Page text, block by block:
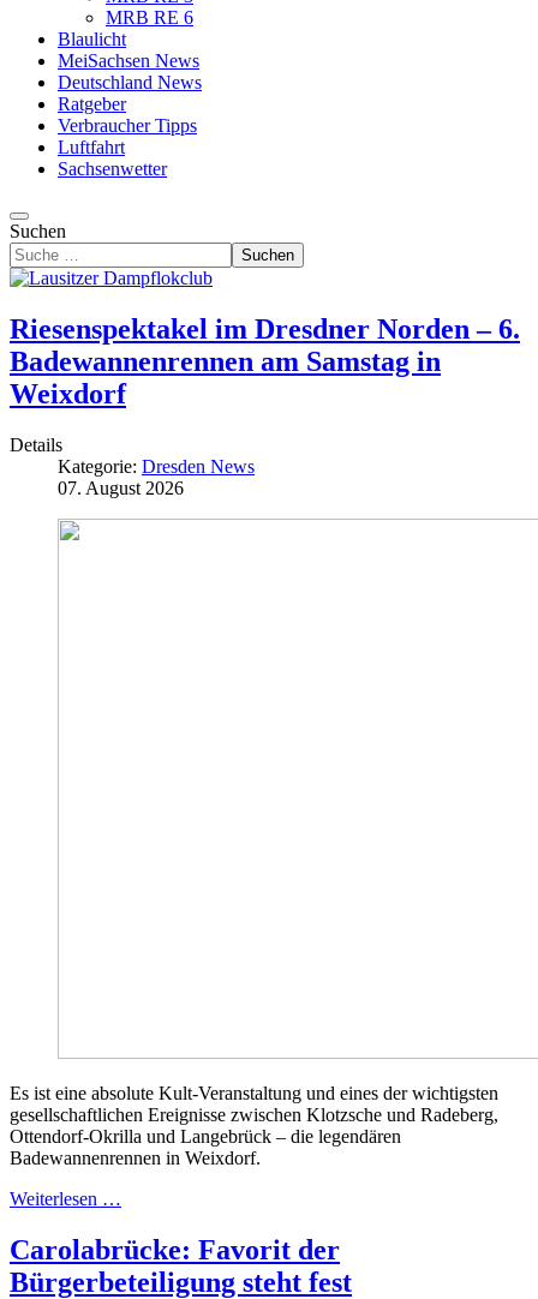
MRB RE 6
Blaulicht
MeiSachsen News
Deutschland News
Ratgeber
Verbraucher Tipps
Luftfahrt
Sachsenwetter
Suchen
Suchen
Riesenspektakel im Dresdner Norden – 6.
Badewannenrennen am Samstag in
Weixdorf
Details
Kategorie: Dresden News
07. August 2026
Es ist eine absolute Kult-Veranstaltung und eines der wichtigsten
gesellschaftlichen Ereignisse zwischen Klotzsche und Radeberg,
Ottendorf-Okrilla und Langebrück – die legendären
Badewannenrennen in Weixdorf.
Weiterlesen …
Carolabrücke: Favorit der
Bürgerbeteiligung steht fest